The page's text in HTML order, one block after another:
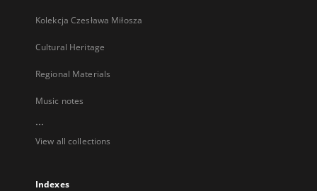
Kolekcja Czesława Miłosza
Cultural Heritage
Regional Materials
Music notes
...
View all collections
Indexes